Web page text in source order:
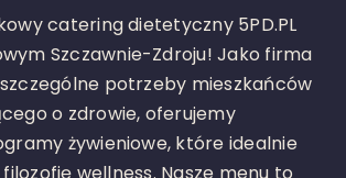
catering dietetyczny 5PD.PL
Szczawnie-Zdroju! Jako firma
potrzeby mieszkańców
o zdrowie, oferujemy
żywieniowe, które idealnie